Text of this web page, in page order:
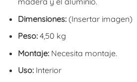
Dimensiones:(Insertar imagen)
Peso:4,50 kg
Montaje:Necesita montaje.
Uso:Interior